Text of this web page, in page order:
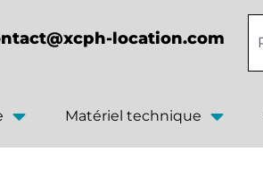
location.com
Matériel technique